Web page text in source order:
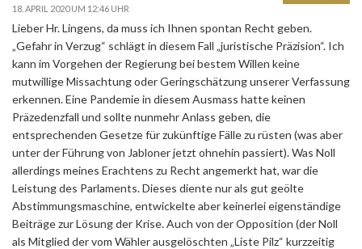
18. APRIL 2020 UM 12:46 UHR
Lieber Hr. Lingens, da muss ich Ihnen spontan Recht geben.
„Gefahr in Verzug“ schlägt in diesem Fall „juristische Präzision“. Ich
kann im Vorgehen der Regierung bei bestem Willen keine
mutwillige Missachtung oder Geringschätzung unserer Verfassung
erkennen. Eine Pandemie in diesem Ausmass hatte keinen
Präzedenzfall und sollte nunmehr Anlass geben, die
entsprechenden Gesetze für zukünftige Fälle zu rüsten (was aber
unter der Führung von Jabloner jetzt ohnehin passiert). Was Noll
allerdings meines Erachtens zu Recht angemerkt hat, war die
Leistung des Parlaments. Dieses diente nur als gut geölte
Abstimmungsmaschine, entwickelte aber keinerlei eigenständige
Beiträge zur Lösung der Krise. Auch von der Opposition (der Noll
als Mitglied der vom Wähler ausgelöschten „Liste Pilz“ kurzzeitig